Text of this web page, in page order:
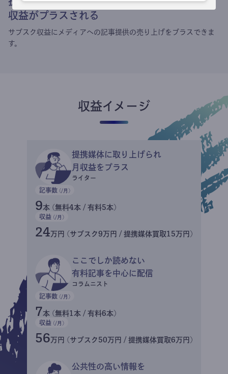
収益がプラスされる
サブスク収益にメディアへの記事提供の売り上げをプラスできま
す。
収益イメージ
提携媒体に取り上げられ
月収益をプラス
ライター
記事数 (/月)
9本 (無料4本 / 有料5本)
収益 (/月)
24万円 (サブスク9万円 / 提携媒体買取15万円)
ここでしか読めない
有料記事を中心に配信
コラムニスト
記事数 (/月)
7本 (無料1本 / 有料6本)
収益 (/月)
56万円 (サブスク50万円 / 提携媒体買取6万円)
公共性の高い情報を